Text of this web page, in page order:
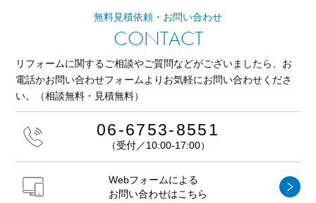
無料見積依頼・お問い合わせ
CONTACT
リフォームに関するご相談やご質問などがございましたら、 お
電話かお問い合わせフォームよりお気軽にお問い合わせくださ
い。
（相談無料・見積無料）
06-6753-8551
（受付／10:00-17:00）
Webフォームによる
お問い合わせはこちら